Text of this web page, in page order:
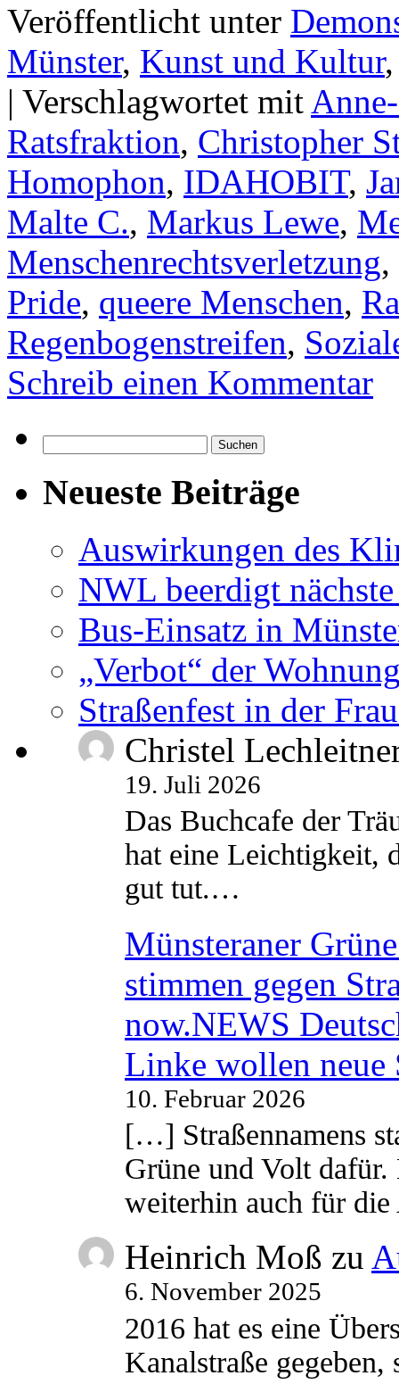
Veröffentlicht unter
Münster, Kunst und Kultur
| Verschlagwortet mit
Ratsfraktion, Christopher
Homophon, IDAHOBIT,
Malte C., Markus Lewe,
Menschenrechtsverletzung,
Pride, queere Menschen,
Regenbogenstreifen,
Schreib einen Kommentar
nach:
Neueste Beiträge
Auswirkungen des
NWL beerdigt
Bus-Einsatz in
„Verbot“ der
Straßenfest in der
Christel
19. Juli 2026
Das Buchcafe der
hat eine Leichtigkeit,
gut tut.…
Münsteraner
stimmen gegen
now.NEWS
Linke wollen neue
10. Februar 2026
[…] Straßennamens
Grüne und Volt
weiterhin auch für
Heinrich Moß zu
6. November 2025
2016 hat es eine
Kanalstraße